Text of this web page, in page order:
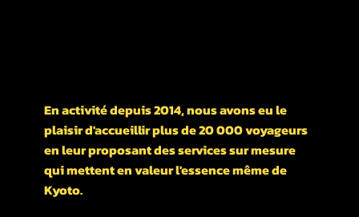
En activité depuis 2014, nous avons eu le
plaisir d'accueillir plus de 20 000 voyageurs
en leur proposant des services sur mesure
qui mettent en valeur l'essence même de
Kyoto.